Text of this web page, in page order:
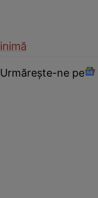
inimă
Urmărește-ne pe